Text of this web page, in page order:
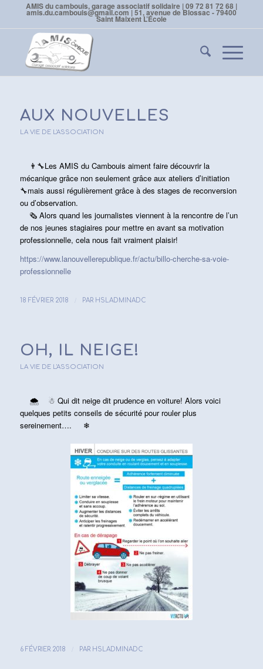
AMIS du cambouis, garage associatif solidaire | 09 72 81 72 68 |
amis.du.cambouis@gmail.com | 51, avenue de Blossac - 79400
Saint Maixent L’École
AUX NOUVELLES
LA VIE DE L'ASSOCIATION
👨‍🔧Les AMIS du Cambouis aiment faire découvrir la
mécanique grâce non seulement grâce aux ateliers d’initiation
🔧mais aussi régulièrement grâce à des stages de reconversion
ou d’observation.
🗞Alors quand les journalistes viennent à la rencontre de l’un
de nos jeunes stagiaires pour mettre en avant sa motivation
professionnelle, cela nous fait vraiment plaisir!
https://www.lanouvellerepublique.fr/actu/billo-cherche-sa-voie-
professionnelle
18 FÉVRIER 2018 PAR HSLADMINADC
OH, IL NEIGE!
LA VIE DE L'ASSOCIATION
🌨 ☃ Qui dit neige dit prudence en voiture! Alors voici
quelques petits conseils de sécurité pour rouler plus
sereinement….
❄
6 FÉVRIER 2018 PAR HSLADMINADC